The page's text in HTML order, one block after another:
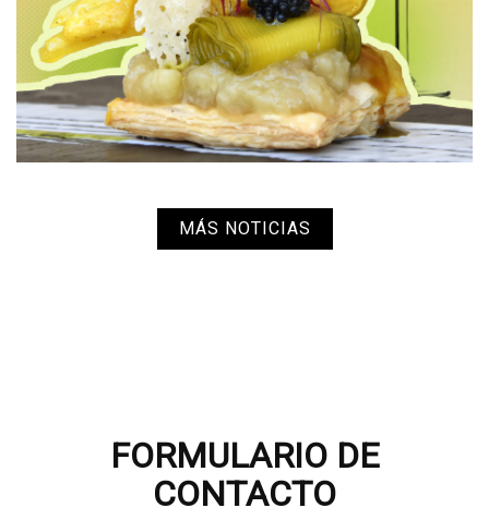
MÁS NOTICIAS
FORMULARIO DE
CONTACTO